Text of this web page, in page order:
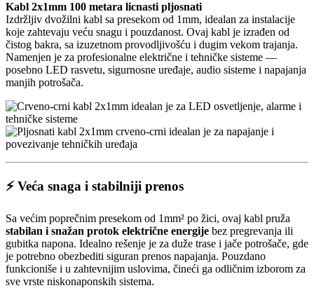
Kabl 2x1mm 100 metara licnasti pljosnati
Izdržljiv dvožilni kabl sa presekom od 1mm, idealan za instalacije
koje zahtevaju veću snagu i pouzdanost. Ovaj kabl je izrađen od
čistog bakra, sa izuzetnom provodljivošću i dugim vekom trajanja.
Namenjen je za profesionalne električne i tehničke sisteme —
posebno LED rasvetu, sigurnosne uređaje, audio sisteme i napajanja
manjih potrošača.
⚡ Veća snaga i stabilniji prenos
Sa većim poprečnim presekom od 1mm² po žici, ovaj kabl pruža
stabilan i snažan protok električne energije bez pregrevanja ili
gubitka napona. Idealno rešenje je za duže trase i jače potrošače, gde
je potrebno obezbediti siguran prenos napajanja. Pouzdano
funkcioniše i u zahtevnijim uslovima, čineći ga odličnim izborom za
sve vrste niskonaponskih sistema.